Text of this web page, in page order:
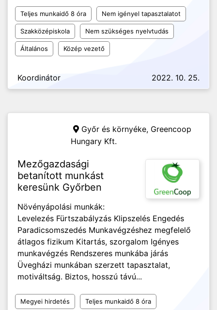
Teljes munkaidő 8 óra Nem igényel tapasztalatot
Szakközépiskola Nem szükséges nyelvtudás
Általános Közép vezető
Koordinátor 2022. 10. 25.
Győr és környéke, Greencoop
Hungary Kft.
Mezőgazdasági
betanított munkást
keresünk Győrben
Növényápolási munkák:
Levelezés Fürtszabályzás Klipszelés Engedés
Paradicsomszedés Munkavégzéshez megfelelő
átlagos fizikum Kitartás, szorgalom Igényes
munkavégzés Rendszeres munkába járás
Üvegházi munkában szerzett tapasztalat,
motiváltság. Biztos, hosszú távú...
Megyei hirdetés Teljes munkaidő 8 óra